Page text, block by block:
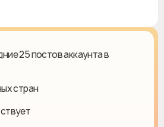
25 постов аккаунта в
стран